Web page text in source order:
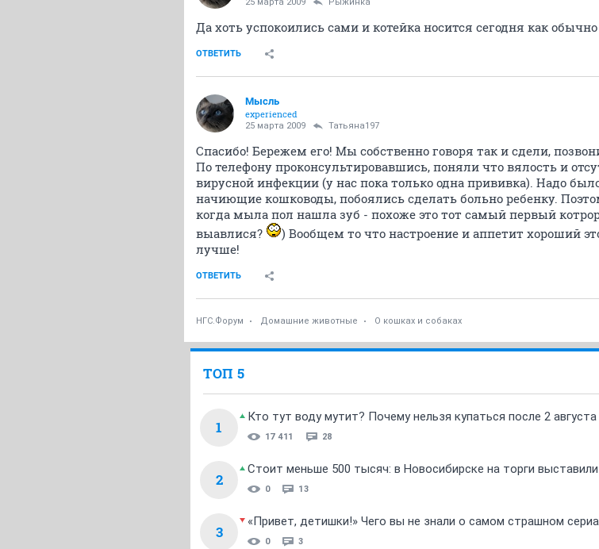
Да хоть успокоились сами и котейка носится сегодня как
ОТВЕТИТЬ
Мысль
experienced
25 марта 2009 Татьяна197
Спасибо! Бережем его! Мы собственно говоря так и сдели,
По телефону проконсультировавшись, поняли что вялость и
вирусной инфекции (у нас пока только одна прививка). Надо
начиющие кошководы, побоялись сделать больно ребенку.
когда мыла пол нашла зуб - похоже это тот самый первый
выавлися?
) Вообщем то что настроение и аппетит хороший
лучше!
ОТВЕТИТЬ
НГС.Форум Домашние животные О кошках и собаках
ТОП 5
1
Кто тут воду мутит? Почему нельзя купаться после 2 августа
17 411 28
2
Стоит меньше 500 тысяч: в Новосибирске на торги
0 13
3
«Привет, детишки!» Чего вы не знали о самом страшном
0 3